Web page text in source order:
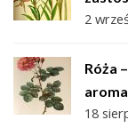
2
Róża
18